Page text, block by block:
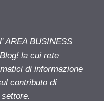
AREA BUSINESS
la cui rete
di informazione
contributo di